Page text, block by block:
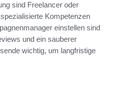
sind Freelancer oder
Kompetenzen
einstellen sind
und ein sauberer
wichtig, um langfristige